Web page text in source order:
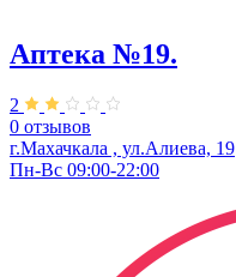
Аптека №19.
2
0 отзывов
г.Махачкала , ул.Алиева, 19
Пн-Вс 09:00-22:00